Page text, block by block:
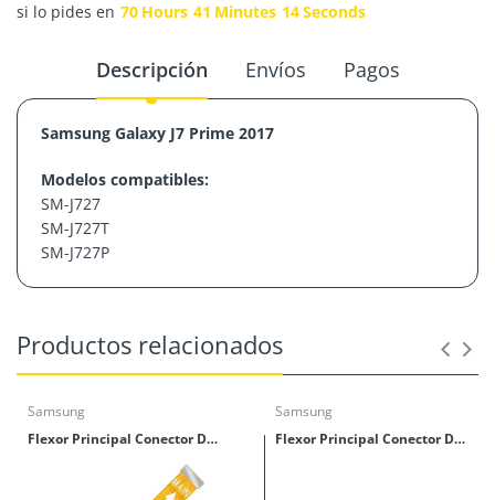
si lo pides en 70 Hours 41 Minutes 14Seconds
Descripción Envíos Pagos
Samsung Galaxy J7 Prime 2017
Modelos compatibles:
SM-J727
SM-J727T
SM-J727P
Productos relacionados
Samsung
Flexor Principal Conector De Tablillas Samsung M40 (M405)
Samsung
Flexor Principal Conector De Tablillas Samsung M30 (M305)